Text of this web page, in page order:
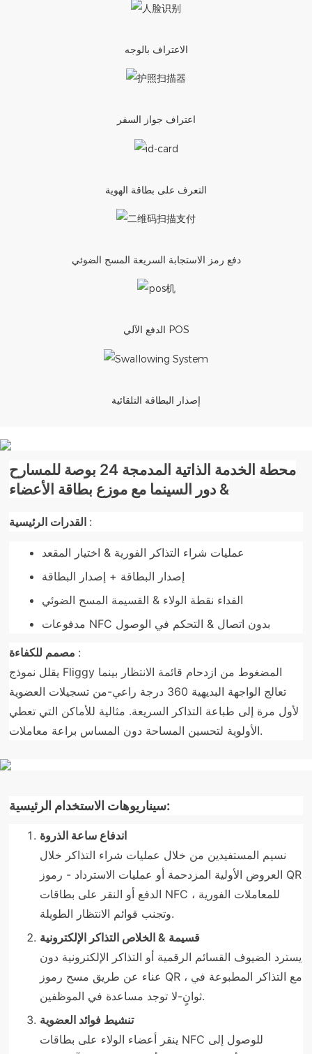
الاعتراف بالوجه
اعتراف جواز السفر
التعرف على بطاقة الهوية
دفع رمز الاستجابة السريعة المسح الضوئي
الدفع الآلي POS
إصدار البطاقة التلقائية
محطة الخدمة الذاتية المدمجة 24 بوصة للمسارح
& دور السينما مع موزع بطاقة الأعضاء
:
عمليات شراء التذاكر الفورية & اختيار المقعد
إصدار البطاقة + إصدار البطاقة
الفداء نقطة الولاء & القسيمة المسح الضوئي
مدفوعات NFC بدون اتصال & التحكم في الوصول
:
يقلل نموذج Fliggy المضغوط من ازدحام قائمة الانتظار بينما
تعالج الواجهة البديهية 360 درجة راعي-من تسجيلات العضوية
لأول مرة إلى طباعة التذاكر السريعة. مثالية للأماكن التي تعطي
الأولوية لتحسين المساحة دون المساس براعة معاملات.
سيناريوهات الاستخدام الرئيسية:
اندفاع ساعة الذروة
نسيم المستفيدين من خلال عمليات شراء التذاكر خلال
العروض الأولية المزدحمة أو عمليات الاسترداد - رموز QR
الدفع أو النقر على بطاقات NFC للمعاملات الفورية ،
وتجنب قوائم الانتظار الطويلة.
قسيمة & الخلاص التذاكر الإلكترونية
يسترد الضيوف القسائم الرقمية أو التذاكر الإلكترونية دون
عناء عن طريق مسح رموز QR ، مع التذاكر المطبوعة في
ثوانٍ-لا توجد مساعدة في الموظفين.
تنشيط فوائد العضوية
ينقر أعضاء الولاء على بطاقات NFC للوصول إلى